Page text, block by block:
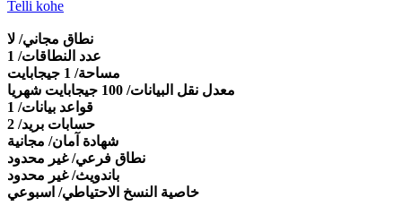
Telli kohe
نطاق مجاني/ لا
عدد النطاقات/ 1
مساحة/ 1 جيجابايت
معدل نقل البيانات/ 100 جيجابايت شهريا
قواعد بيانات/ 1
حسابات بريد/ 2
شهادة آمان/ مجانية
نطاق فرعي/ غير محدود
باندويث/ غير محدود
خاصية النسخ الاحتياطي/ اسبوعي